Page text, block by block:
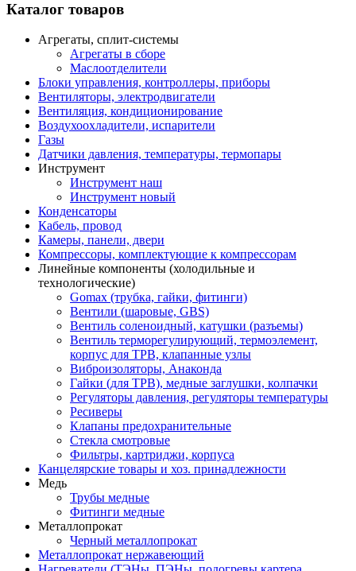
Каталог товаров
Агрегаты, сплит-системы
Агрегаты в сборе
Маслоотделители
Блоки управления, контроллеры, приборы
Вентиляторы, электродвигатели
Вентиляция, кондиционирование
Воздухоохладители, испарители
Газы
Датчики давления, температуры, термопары
Инструмент
Инструмент наш
Инструмент новый
Конденсаторы
Кабель, провод
Камеры, панели, двери
Компрессоры, комплектующие к компрессорам
Линейные компоненты (холодильные и
технологические)
Gomax (трубка, гайки, фитинги)
Вентили (шаровые, GBS)
Вентиль соленоидный, катушки (разъемы)
Вентиль терморегулирующий, термоэлемент,
корпус для ТРВ, клапанные узлы
Виброизоляторы, Анаконда
Гайки (для ТРВ), медные заглушки, колпачки
Регуляторы давления, регуляторы температуры
Ресиверы
Клапаны предохранительные
Стекла смотровые
Фильтры, картриджи, корпуса
Канцелярские товары и хоз. принадлежности
Медь
Трубы медные
Фитинги медные
Металлопрокат
Черный металлопрокат
Металлопрокат нержавеющий